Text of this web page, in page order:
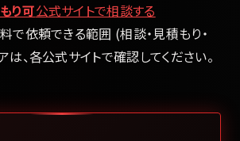
り可公式サイトで相談する
で依頼できる範囲 (相談・見積もり・
、各公式サイトで確認してください。